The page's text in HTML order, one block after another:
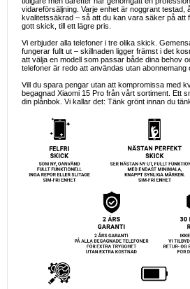
vidareförsäljning. Varje enhet är noggrant testad,
kvalitetssäkrad – så att du kan vara säker på att
gott skick, till ett lägre pris.
Vi erbjuder alla telefoner i tre olika skick.
fungerar fullt ut – skillnaden ligger främst i det
att välja en modell som passar både dina behov
telefoner är redo att användas utan abonnemang
Vill du spara pengar utan att kompromissa med
begagnad Xiaomi 15 Pro från vårt sortiment. Ett
din plånbok. Vi kallar det: Tänk grönt innan du